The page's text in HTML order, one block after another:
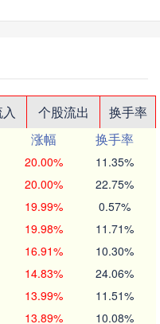
个股流出
换手率
涨幅
换手率
20.00% 11.35%
20.00% 22.75%
19.99% 0.57%
19.98% 11.71%
16.91% 10.30%
14.83% 24.06%
13.99% 11.51%
13.89% 10.08%